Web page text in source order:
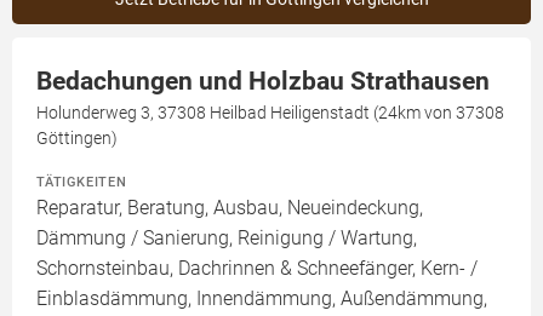
Bedachungen und Holzbau Strathausen
Holunderweg 3, 37308 Heilbad Heiligenstadt (24km von 37308
Göttingen)
TÄTIGKEITEN
Reparatur, Beratung, Ausbau, Neueindeckung,
Dämmung / Sanierung, Reinigung / Wartung,
Schornsteinbau, Dachrinnen & Schneefänger, Kern- /
Einblasdämmung, Innendämmung, Außendämmung,